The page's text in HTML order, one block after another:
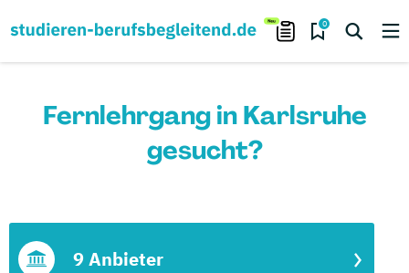
0
Fernlehrgang in Karlsruhe
gesucht?
9 Anbieter